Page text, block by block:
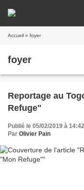
Accueil » foyer
foyer
Reportage au
Refuge"
Publié le 05/02/2019 à 14:42
Par Olivier Pain